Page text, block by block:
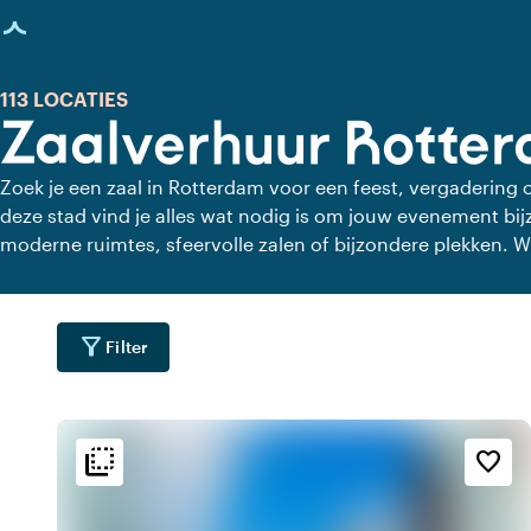
geladen
Zaalverhuur
113 LOCATIES
Zoek je een zaal in Rotterdam voor een feest, vergadering
deze stad vind je alles wat nodig is om jouw evenement
moderne ruimtes, sfeervolle zalen of bijzondere plekken.
inspireren
filter_alt Filter
flip_to_back favorite_border
flip_to_back Sfeer en esthetiek
home
Bereikbaarheid en ligging
info
Aan de snelweg
Stedelijk gelegen